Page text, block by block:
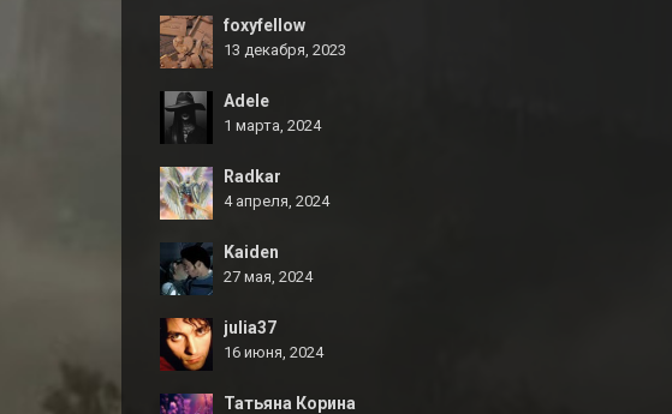
foxyfellow
13 декабря, 2023
Adele
1 марта, 2024
Radkar
4 апреля, 2024
Kaiden
27 мая, 2024
julia37
16 июня, 2024
Татьяна Корина